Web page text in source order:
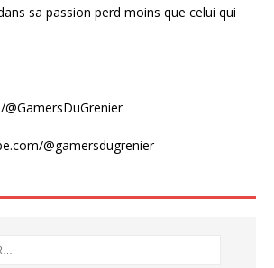
sa passion perd moins que celui qui
@gamersdugrenier